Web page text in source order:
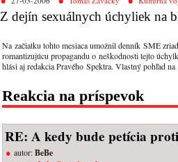
Z dejín sexuálnych úchyliek na
Na začiatku tohto mesiaca umožnil denník SME
romantizujúcu propagandu o neškodnosti tejto
hlási aj redakcia Pravého Spektra. Vlastný pohľad
Reakcia na príspevok
RE: A kedy bude petícia
autor:BeBe